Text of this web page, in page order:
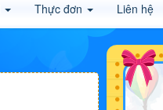
Thực đơn Liên hệ